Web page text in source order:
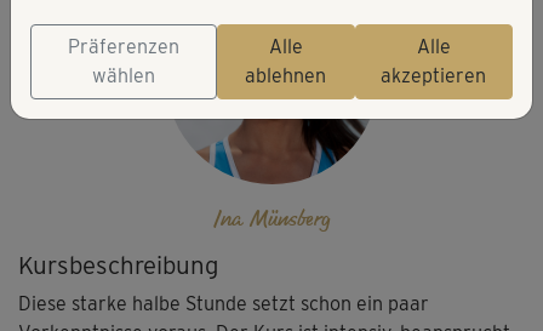
Kursbeschreibung
Diese starke halbe Stunde setzt schon ein paar
Ina Münsberg
Präferenzen
wählen
Alle
ablehnen
Alle
akzeptieren